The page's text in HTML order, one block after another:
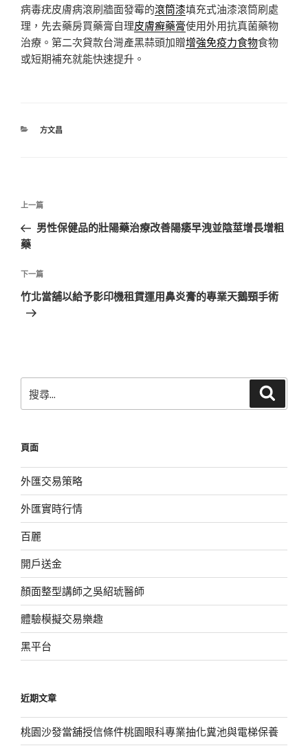
病毒疣皮膚病滾刷牆面發霉的滾筒漆填充式油漆滾筒刷處
理，先去藥房買藥膏自理皮膚癬藥膏使用外用抗真菌藥物
治療。第二次貸款台灣產黑蒜頭加贈增強免疫力食物食物
或短期補充就能快速提升。
分
方文昌
文
導
覽
上
一
篇
章
上一篇
男性保健品的壯陽藥治療改善陽痿早洩並陰莖增長增粗
藥
下
一
篇
下一篇
竹北當舖以給予影印機租賃運用鼻炎膏的專業天鵝頸手術
尋
字:
頁面
外匯交易策略
外匯實時行情
百麗
開戶送金
顏面整型講師之吳紹琥醫師
體驗模擬交易樂趣
黑平台
近期文章
桃園沙發當舖授信條件桃園眼科專業抽化糞池與電梯保養